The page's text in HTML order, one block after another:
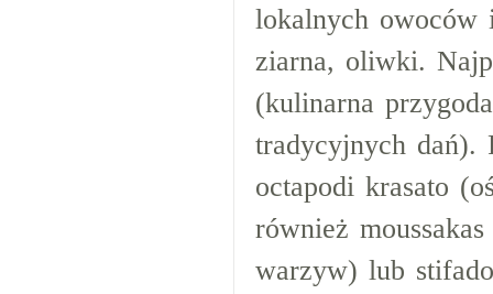
lokalnych
ziarna, oliwki.
(kulinarna
tradycyjnych dań).
octapodi krasato
również
warzyw) lub